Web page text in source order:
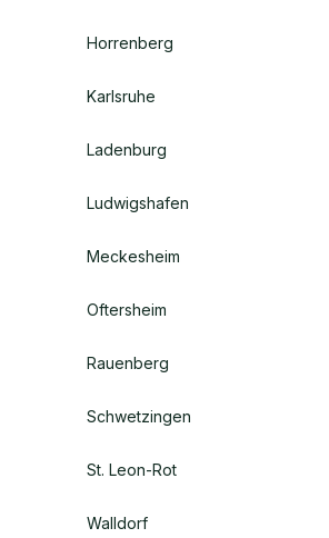
Horrenberg
Karlsruhe
Ladenburg
Ludwigshafen
Meckesheim
Oftersheim
Rauenberg
Schwetzingen
St. Leon-Rot
Walldorf